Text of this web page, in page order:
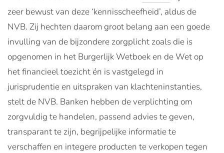
zeer bewust van deze ‘kennisscheefheid’, aldus de
NVB. Zij hechten daarom groot belang aan een goede
invulling van de bijzondere zorgplicht zoals die is
opgenomen in het Burgerlijk Wetboek en de Wet op
het financieel toezicht én is vastgelegd in
jurisprudentie en uitspraken van klachteninstanties,
stelt de NVB. Banken hebben de verplichting om
zorgvuldig te handelen, passend advies te geven,
transparant te zijn, begrijpelijke informatie te
verschaffen en integere producten te verkopen tegen